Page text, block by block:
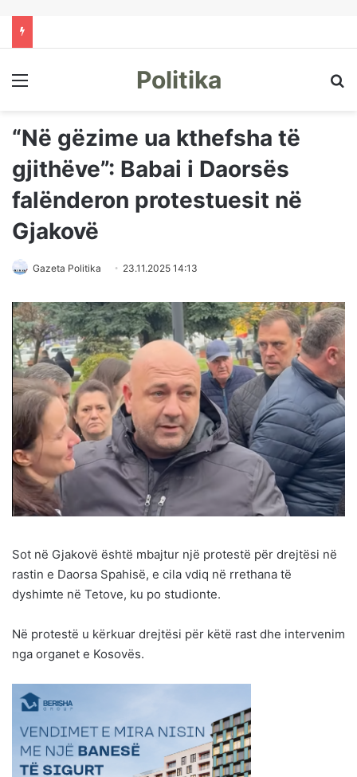
Menu Politika
“Në gëzime ua kthefsha të
gjithëve”: Babai i Daorsës
falënderon protestuesit në
Gjakovë
Gazeta Politika 23.11.2025 14:13
Sot në Gjakovë është mbajtur një protestë për drejtësi në
rastin e Daorsa Spahisë, e cila vdiq në rrethana të
dyshimte në Tetove, ku po studionte.
Në protestë u kërkuar drejtësi për këtë rast dhe intervenim
nga organet e Kosovës.